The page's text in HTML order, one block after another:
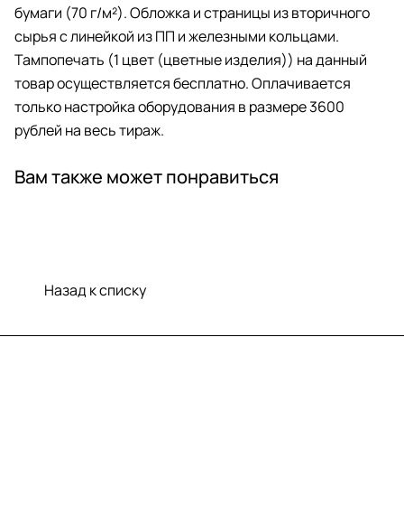
бумаги (70 г/м²). Обложка и страницы из вторичного
сырья с линейкой из ПП и железными кольцами.
Тампопечать (1 цвет (цветные изделия)) на данный
товар осуществляется бесплатно. Оплачивается
только настройка оборудования в размере 3600
рублей на весь тираж.
Вам также может понравиться
Назад к списку